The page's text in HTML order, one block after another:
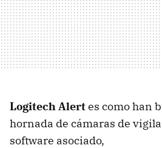
Logitech Alertes como han
hornada de cámaras de
software asociado,